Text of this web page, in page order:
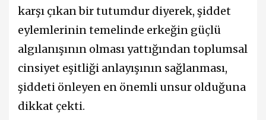
karşı çıkan bir tutumdur diyerek, şiddet
eylemlerinin temelinde erkeğin güçlü
algılanışının olması yattığından toplumsal
cinsiyet eşitliği anlayışının sağlanması,
şiddeti önleyen en önemli unsur olduğuna
dikkat çekti.